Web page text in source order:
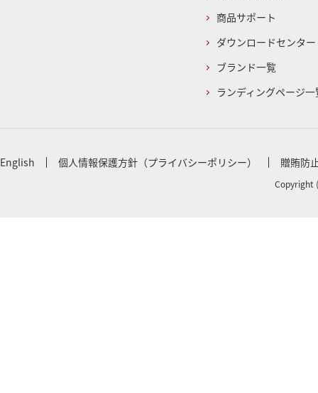
商品サポート
ダウンロードセンター
ブランド一覧
ランディングページ一
English 個人情報保護方針（プライバシーポリシー） 贈賄防
Copyright